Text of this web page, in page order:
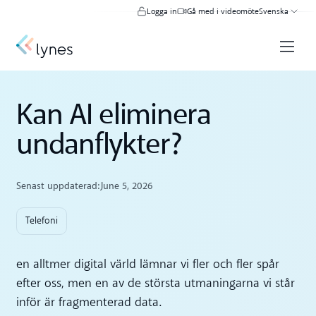
Logga in Gå med i videomöteSvenska
Kan AI eliminera
undanflykter?
Senast uppdaterad:June 5, 2026
Telefoni
en alltmer digital värld lämnar vi fler och fler spår
efter oss, men en av de största utmaningarna vi står
inför är fragmenterad data.